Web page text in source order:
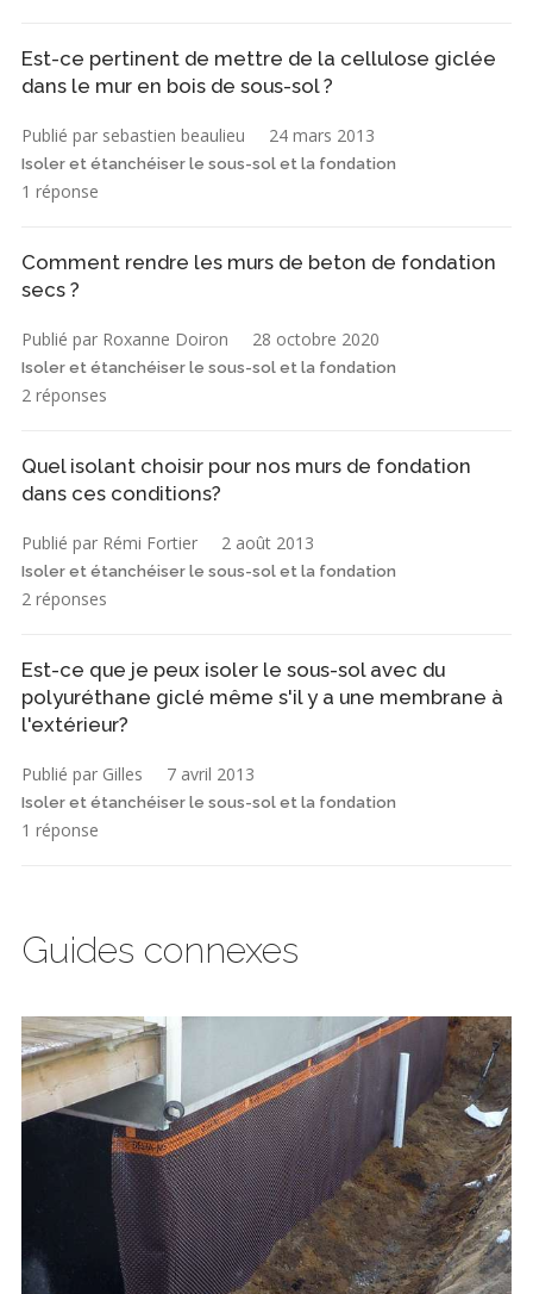
Est-ce pertinent de mettre de la cellulose giclée
dans le mur en bois de sous-sol ?
Publié par sebastien beaulieu 24 mars 2013
Isoler et étanchéiser le sous-sol et la fondation
1 réponse
Comment rendre les murs de beton de fondation
secs ?
Publié par Roxanne Doiron 28 octobre 2020
Isoler et étanchéiser le sous-sol et la fondation
2 réponses
Quel isolant choisir pour nos murs de fondation
dans ces conditions?
Publié par Rémi Fortier 2 août 2013
Isoler et étanchéiser le sous-sol et la fondation
2 réponses
Est-ce que je peux isoler le sous-sol avec du
polyuréthane giclé même s'il y a une membrane à
l'extérieur?
Publié par Gilles 7 avril 2013
Isoler et étanchéiser le sous-sol et la fondation
1 réponse
Guides connexes